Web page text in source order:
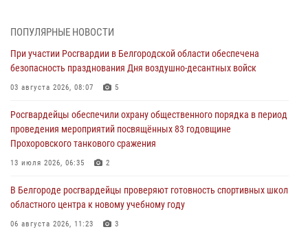
Подвиги героев‑росгвардейцев увековечили в новой музейной
экспозиции белгородского музея‑диорамы «Курская битва.
06 августа 2026, 12:05 3
В Белгороде росгвардейцы проверяют готовность спортивных школ
областного центра к новому учебному году
Росгвардия обеспечила общественную безопасность празднования
83-й годовщины освобождения г. Белгорода от немецко -
ПОПУЛЯРНЫЕ НОВОСТИ
При участии Росгвардии в Белгородской области обеспечена
безопасность празднования Дня воздушно-десантных войск
03 августа 2026, 08:07 5
Росгвардейцы обеспечили охрану общественного порядка в период
проведения мероприятий посвящённых 83 годовщине
Прохоровского танкового сражения
13 июля 2026, 06:35 2
В Белгороде росгвардейцы проверяют готовность спортивных школ
областного центра к новому учебному году
06 августа 2026, 11:23 3